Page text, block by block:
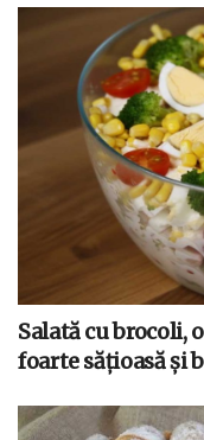
Salată cu brocoli,
foarte sățioasă și